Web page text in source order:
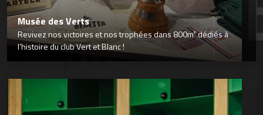
Musée des Verts
Revivez nos victoires et nos trophées dans 800m² dédiés à
l’histoire du club Vert et Blanc !